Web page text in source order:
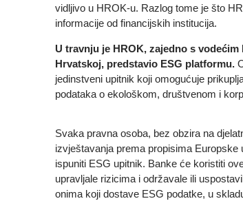
vidljivo u HROK-u. Razlog tome je što
informacije od financijskih institucija.
U travnju je HROK, zajedno s vodećim
Hrvatskoj, predstavio ESG platformu.
jedinstveni upitnik koji omogućuje
podataka o ekološkom, društvenom i
Svaka pravna osoba, bez obzira na
izvještavanja prema propisima Europske
ispuniti ESG upitnik. Banke će koristiti
upravljale rizicima i održavale ili
onima koji dostave ESG podatke, u